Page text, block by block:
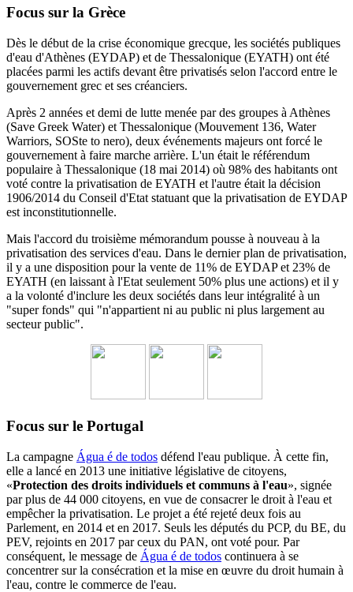
Focus sur la Grèce
Dès le début de la crise économique grecque, les sociétés publiques
d'eau d'Athènes (EYDAP) et de Thessalonique (EYATH) ont été
placées parmi les actifs devant être privatisés selon l'accord entre le
gouvernement grec et ses créanciers.
Après 2 années et demi de lutte menée par des groupes à Athènes
(Save Greek Water) et Thessalonique (Mouvement 136, Water
Warriors, SOSte to nero), deux événements majeurs ont forcé le
gouvernement à faire marche arrière. L'un était le référendum
populaire à Thessalonique (18 mai 2014) où 98% des habitants ont
voté contre la privatisation de EYATH et l'autre était la décision
1906/2014 du Conseil d'Etat statuant que la privatisation de EYDAP
est inconstitutionnelle.
Mais l'accord du troisième mémorandum pousse à nouveau à la
privatisation des services d'eau. Dans le dernier plan de privatisation,
il y a une disposition pour la vente de 11% de EYDAP et 23% de
EYATH (en laissant à l'Etat seulement 50% plus une actions) et il y
a la volonté d'inclure les deux sociétés dans leur intégralité à un
"super fonds" qui "n'appartient ni au public ni plus largement au
secteur public".
Focus sur le Portugal
La campagne Água é de todos défend l'eau publique. À cette fin,
elle a lancé en 2013 une initiative législative de citoyens,
«Protection des droits individuels et communs à l'eau», signée
par plus de 44 000 citoyens, en vue de consacrer le droit à l'eau et
empêcher la privatisation. Le projet a été rejeté deux fois au
Parlement, en 2014 et en 2017. Seuls les députés du PCP, du BE, du
PEV, rejoints en 2017 par ceux du PAN, ont voté pour. Par
conséquent, le message de Água é de todos continuera à se
concentrer sur la consécration et la mise en œuvre du droit humain à
l'eau, contre le commerce de l'eau.